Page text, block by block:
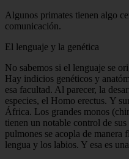
Algunos primates tienen algo
comunicación.
El lenguaje y la genética
No sabemos si el lenguaje se
Hay indicios genéticos y
esa facultad. Al parecer, la
especies, el Homo erectus. Y
África. Los grandes monos
tienen un notable control de
pulmones se acopla de
lengua y los labios. Y esa es